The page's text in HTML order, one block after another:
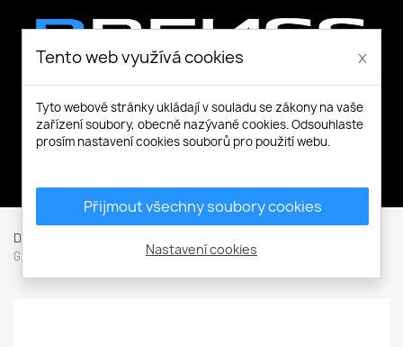
Domů
Green Sandal
Tento web využívá cookies x
Tyto webové stránky ukládají v souladu se zákony na vaše
zařízení soubory, obecně nazývané cookies. Odsouhlaste
prosím nastavení cookies souborů pro použití webu.
Přijmout všechny soubory cookies
Nastavení cookies